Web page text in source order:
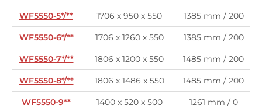
WF5550-5*/** 1706 x 950 x 550 1385 mm / 200
WF5550-6*/** 1706 x 1260 x 550 1385 mm / 200
WF5550-7*/** 1806 x 1200 x 550 1485 mm / 200
WF5550-8*/** 1806 x 1486 x 550 1485 mm / 200
WF5550-9** 1400 x 520 x 500 1261 mm / 0